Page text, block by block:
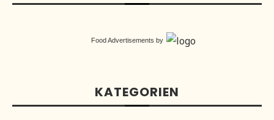
Food Advertisements by
KATEGORIEN